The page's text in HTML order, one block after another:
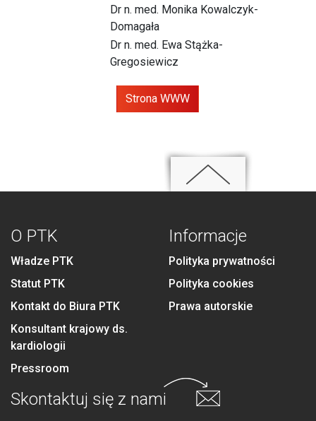
Dr n. med. Monika Kowalczyk-
Domagała
Dr n. med. Ewa Stążka-
Gregosiewicz
Strona WWW
O PTK
Władze PTK
Statut PTK
Kontakt do Biura PTK
Konsultant krajowy ds.
kardiologii
Pressroom
Informacje
Polityka prywatności
Polityka cookies
Prawa autorskie
Skontaktuj się z nami